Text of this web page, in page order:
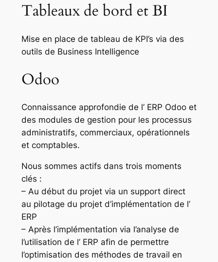
Tableaux de bord et BI
Mise en place de tableau de KPI’s via des
outils de Business Intelligence
Odoo
Connaissance approfondie de l’ ERP Odoo et
des modules de gestion pour les processus
administratifs, commerciaux, opérationnels
et comptables.
Nous sommes actifs dans trois moments
clés :
– Au début du projet via un support direct
au pilotage du projet d’implémentation de l’
ERP
– Après l’implémentation via l’analyse de
l’utilisation de l’ ERP afin de permettre
l’optimisation des méthodes de travail en